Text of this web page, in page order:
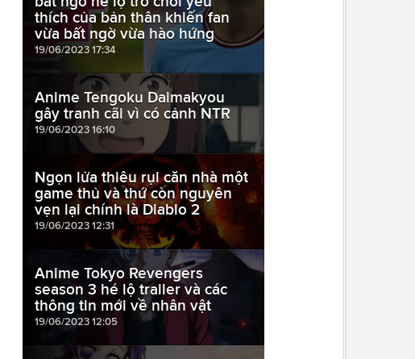
thích của bản thân khiến fan
vừa bất ngờ vừa hào hứng
19/06/2023 17:34
Anime Tengoku Daimakyou
gây tranh cãi vì có cảnh NTR
19/06/2023 16:10
Ngọn lửa thiêu rụi căn nhà một
game thủ và thứ còn nguyên
vẹn lại chính là Diablo 2
19/06/2023 12:31
Anime Tokyo Revengers
season 3 hé lộ trailer và các
thông tin mới về nhân vật
19/06/2023 12:05